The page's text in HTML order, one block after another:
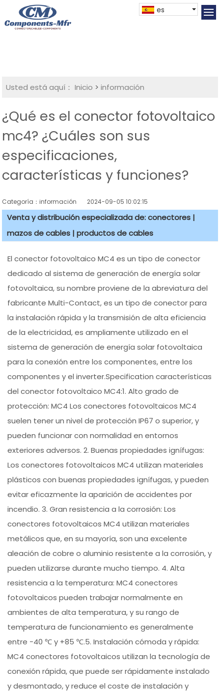
es
Usted está aquí： Inicio >información
¿Qué es el conector fotovoltaico
mc4? ¿Cuáles son sus
especificaciones,
características y funciones?
Categoría：información 2024-09-05 10:02:15
Venta y distribución especializada de: conectores |
mazos de cables | productos de cables
El conector fotovoltaico MC4 es un tipo de conector
dedicado al sistema de generación de energía solar
fotovoltaica, su nombre proviene de la abreviatura del
fabricante Multi-Contact, es un tipo de conector para
la instalación rápida y la transmisión de alta eficiencia
de la electricidad, es ampliamente utilizado en el
sistema de generación de energía solar fotovoltaica
para la conexión entre los componentes, entre los
componentes y el inverter.Specification características
del conector fotovoltaico MC4:1. Alto grado de
protección: MC4 Los conectores fotovoltaicos MC4
suelen tener un nivel de protección IP67 o superior, y
pueden funcionar con normalidad en entornos
exteriores adversos. 2. Buenas propiedades ignífugas:
Los conectores fotovoltaicos MC4 utilizan materiales
plásticos con buenas propiedades ignífugas, y pueden
evitar eficazmente la aparición de accidentes por
incendio. 3. Gran resistencia a la corrosión: Los
conectores fotovoltaicos MC4 utilizan materiales
metálicos que, en su mayoría, son una excelente
aleación de cobre o aluminio resistente a la corrosión, y
pueden utilizarse durante mucho tiempo. 4. Alta
resistencia a la temperatura: MC4 conectores
fotovoltaicos pueden trabajar normalmente en
ambientes de alta temperatura, y su rango de
temperatura de funcionamiento es generalmente
entre -40 ℃ y +85 ℃.5. Instalación cómoda y rápida:
MC4 conectores fotovoltaicos utilizan la tecnología de
conexión rápida, que puede ser rápidamente instalado
y desmontado, y reduce el coste de instalación y